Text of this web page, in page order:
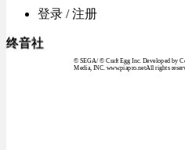
登录 / 注册
终音社
© SEGA / © Craft Egg Inc. Developed by
Media, INC. www.piapro.netAll rights